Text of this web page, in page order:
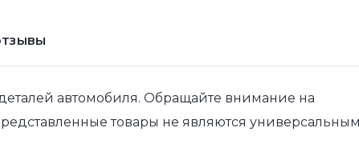
автомобиля. Обращайте внимание на
товары не являются